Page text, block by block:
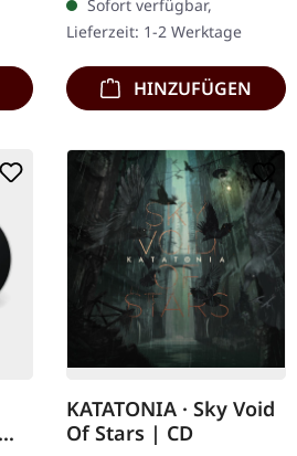
Band - letzte Exemplare!
Es gibt Alben, die einen…
Sofort verfügbar,
Lieferzeit: 1-2 Werktage
HINZUFÜGEN
KATATONIA · Sky Void
Of Stars | CD